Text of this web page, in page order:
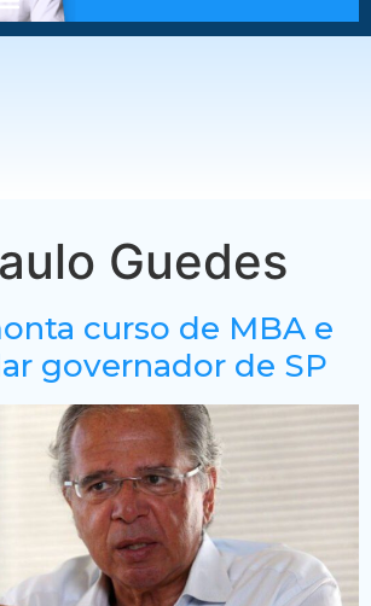
Guedes
curso de MBA e
governador de SP